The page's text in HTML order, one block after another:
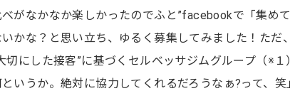
がなかなか楽しかったのでふと”facebookで「集め
かな？と思い立ち、ゆるく募集してみました！ただ
切にした接客”に基づくセルベッサジムグループ（※
いうか。絶対に協力してくれるだろうなぁ?って、笑